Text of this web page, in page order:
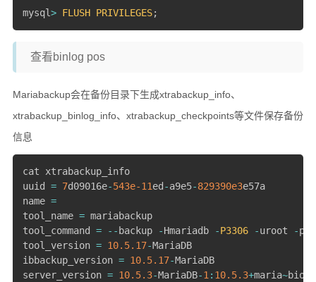
mysql> FLUSH PRIVILEGES;
查看binlog pos
Mariabackup会在备份目录下生成xtrabackup_info、
xtrabackup_binlog_info、xtrabackup_checkpoints等文件保存备份
信息
cat xtrabackup_info
uuid = 7d09016e-543e-11ed -a9e5-829390e3e57a
name =
tool_name = mariabackup
tool_command = -- backup -Hmariadb -P3306 -uroot -
tool_version = 10.5.17-MariaDB
ibbackup_version = 10.5.17-MariaDB
server_version = 10.5.3-MariaDB-1: 10.5.3+maria~